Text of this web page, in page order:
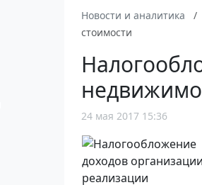
Новости и аналитика
стоимости
24 мая 2017 15:36